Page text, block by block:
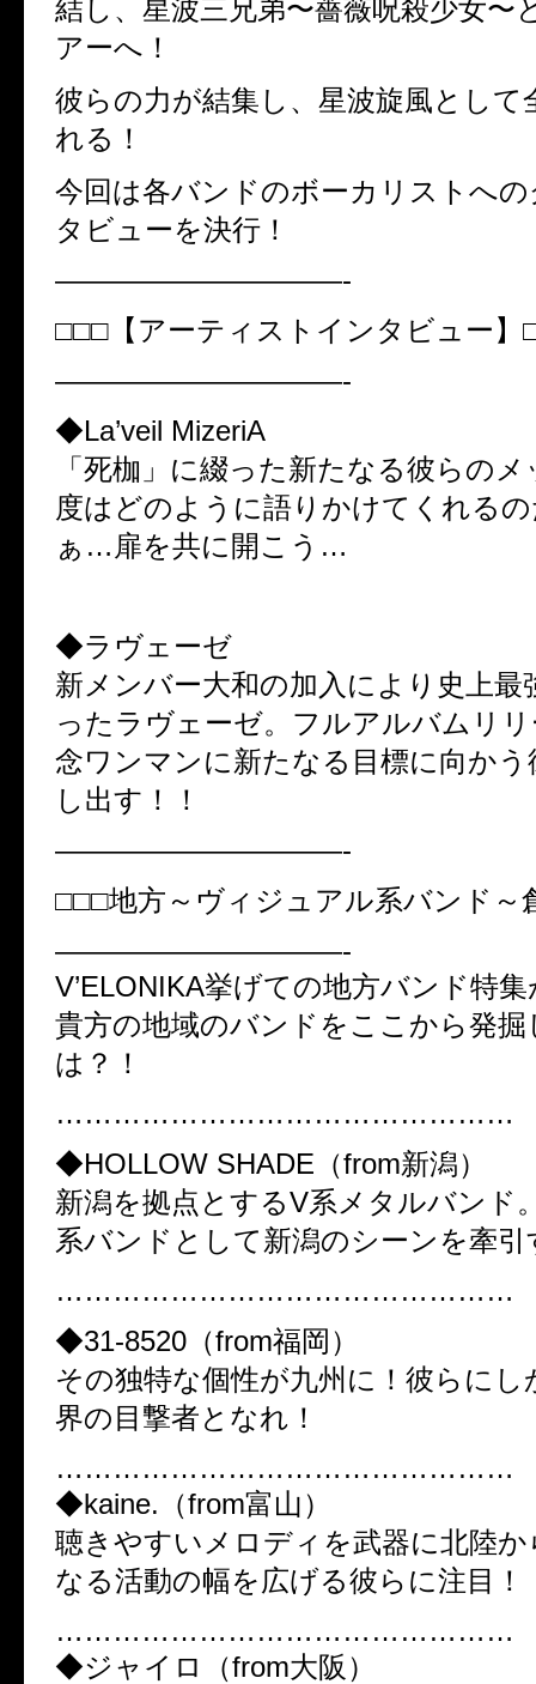
結し、星波三兄弟〜薔薇呪殺少女〜
アーへ！
彼らの力が結集し、星波旋風として
れる！
今回は各バンドのボーカリストへ
タビューを決行！
——————————-
□□□【アーティストインタビュー】
——————————-
◆La’veil MizeriA
「死枷」に綴った新たなる彼らの
度はどのように語りかけてくれる
ぁ…扉を共に開こう…
◆ラヴェーゼ
新メンバー大和の加入により史上最
ったラヴェーゼ。フルアルバムリ
念ワンマンに新たなる目標に向か
し出す！！
——————————-
□□□地方～ヴィジュアル系バンド～
——————————-
V’ELONIKA挙げての地方バンド特
貴方の地域のバンドをここから発
は？！
…………………………………………
◆HOLLOW SHADE（from新潟）
新潟を拠点とするV系メタルバンド
系バンドとして新潟のシーンを牽引
…………………………………………
◆31-8520（from福岡）
その独特な個性が九州に！彼らにし
界の目撃者となれ！
…………………………………………
◆kaine.（from富山）
聴きやすいメロディを武器に北陸か
なる活動の幅を広げる彼らに注目！
…………………………………………
◆ジャイロ（from大阪）